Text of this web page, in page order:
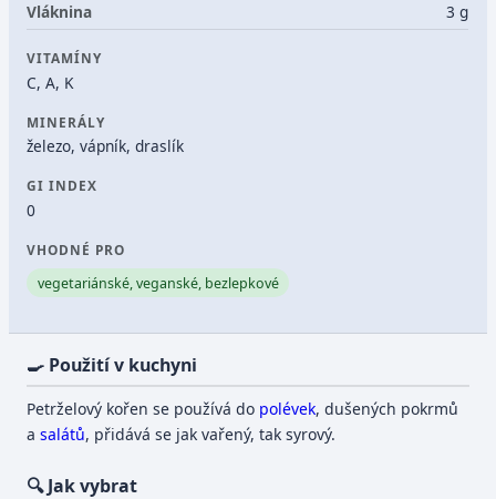
Vláknina
3 g
VITAMÍNY
C, A, K
MINERÁLY
železo, vápník, draslík
GI INDEX
0
VHODNÉ PRO
vegetariánské, veganské, bezlepkové
🍳 Použití v kuchyni
Petrželový kořen se používá do polévek, dušených pokrmů
asalátů, přidává se jak vařený, tak syrový.
🔍 Jak vybrat